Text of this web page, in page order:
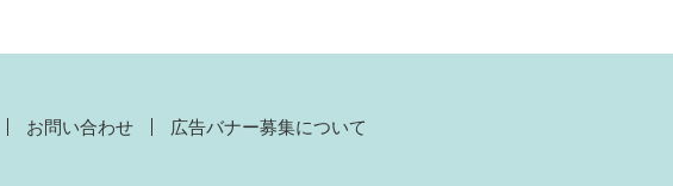
お問い合わせ 広告バナー募集について